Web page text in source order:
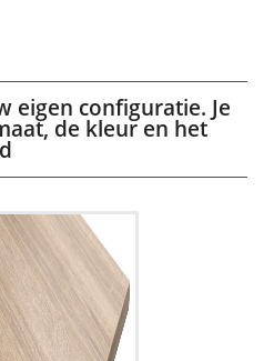
eigen configuratie. Je
de kleur en het